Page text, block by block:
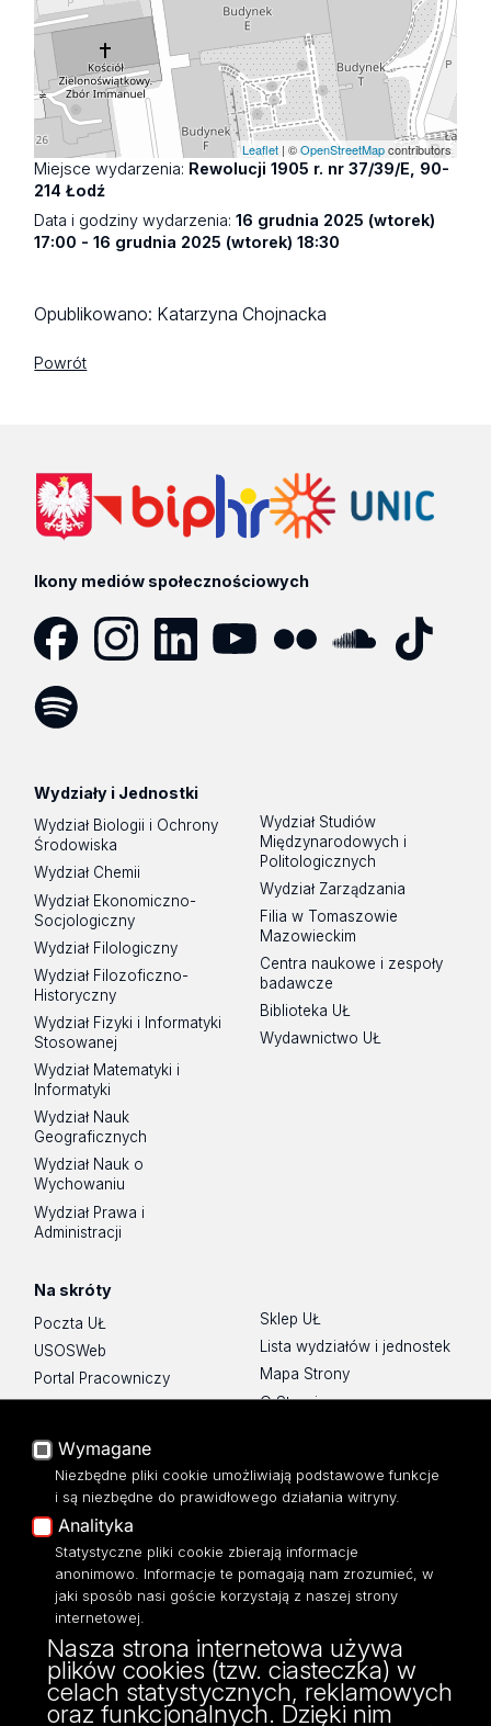
Leaflet| ©OpenStreetMapcontributors
Miejsce wydarzenia: Rewolucji 1905 r. nr 37/39/E, 90-
214 Łodź
Data i godziny wydarzenia:16 grudnia 2025 (wtorek)
17:00 - 16 grudnia 2025 (wtorek) 18:30
Opublikowano: Katarzyna Chojnacka
Powrót
Ikony mediów społecznościowych
Wydziały i Jednostki
Wydział Biologii i Ochrony
Środowiska
Wydział Chemii
Wydział Ekonomiczno-
Socjologiczny
Wydział Filologiczny
Wydział Filozoficzno-
Historyczny
Wydział Fizyki i Informatyki
Stosowanej
Wydział Matematyki i
Informatyki
Wydział Nauk
Geograficznych
Wydział Nauk o
Wychowaniu
Wydział Prawa i
Administracji
Wydział Studiów
Międzynarodowych i
Politologicznych
Wydział Zarządzania
Filia w Tomaszowie
Mazowieckim
Centra naukowe i zespoły
badawcze
Biblioteka UŁ
Wydawnictwo UŁ
Na skróty
Poczta UŁ
USOSWeb
Portal Pracowniczy
Baza Aktów Własnych
Moodle
Eksperci UŁ
Polityka Prywatności
Dostępność
Sklep UŁ
Lista wydziałów i jednostek
Mapa Strony
O Stronie
ul. Narutowicza 68, 90-136 Łódź
NIP: 724 000 32 43
Adres do doręczeń elektronicznych (ADE):
AE:PL-74796-17640-IHHIV-17
Wymagane
Niezbędne pliki cookie umożliwiają podstawowe funkcje
i są niezbędne do prawidłowego działania witryny.
Analityka
Statystyczne pliki cookie zbierają informacje
anonimowo. Informacje te pomagają nam zrozumieć, w
jaki sposób nasi goście korzystają z naszej strony
internetowej.
Nasza strona internetowa używa
plików cookies (tzw. ciasteczka) w
celach statystycznych, reklamowych
oraz funkcjonalnych. Dzięki nim